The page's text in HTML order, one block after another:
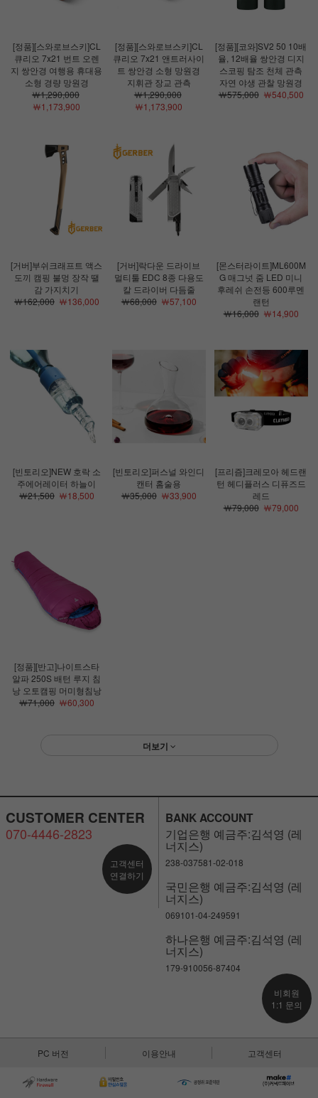
[정품][스와로브스키]CL
큐리오 7x21 번트 오렌
지 쌍안경 여행용 휴대용
소형 경량 망원경
￦1,290,000
￦1,173,900
[정품][스와로브스키]CL
큐리오 7x21 앤트러사이
트 쌍안경 소형 망원경
지휘관 장교 관측
￦1,290,000
￦1,173,900
[정품][코와]SV2 50 10배
율, 12배율 쌍안경 디지
스코핑 탐조 천체 관측
자연 야생 관찰 망원경
￦575,000￦540,500
[거버]부쉬크래프트 액스
도끼 캠핑 불멍 장작 땔
감 가지치기
￦162,000￦136,000
[거버]락다운 드라이브
멀티툴 EDC 8종 다용도
칼 드라이버 다듬줄
￦68,000￦57,100
[몬스터라이트]ML600M
G 매그넛 줌 LED 미니
후레쉬 손전등 600루멘
랜턴
￦16,000￦14,900
[빈토리오]NEW 호락 소
주에어레이터 하늘이
￦21,500￦18,500
[빈토리오]퍼스널 와인디
캔터 홈술용
￦35,000￦33,900
[프리즘]크레모아 헤드랜
턴 헤디플러스 디퓨즈드
레드
￦79,000￦79,000
[정품][반고]나이트스타
알파 250S 배턴 루지 침
낭 오토캠핑 머미형침낭
￦71,000￦60,300
더보기
CUSTOMER CENTER
070-4446-2823
고객센터
연결하기
BANK ACCOUNT
기업은행 예금주:김석영 (레
너지스)
238-037581-02-018
국민은행 예금주:김석영 (레
너지스)
069101-04-249591
하나은행 예금주:김석영 (레
너지스)
179-910056-87404
비회원
1:1 문의
PC 버전 이용안내 고객센터